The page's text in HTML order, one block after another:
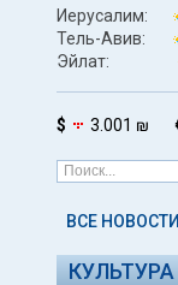
Иерусалим:
Тель-Авив:
Эйлат:
$ 3.001 ₪
ВСЕ НОВОСТИ
КУЛЬТУРА